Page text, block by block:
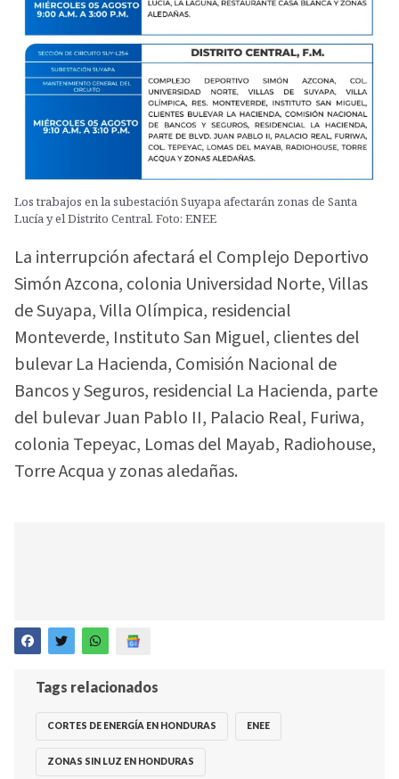
Los trabajos en la subestación Suyapa afectarán zonas de Santa
Lucía y el Distrito Central. Foto: ENEE
La interrupción afectará el Complejo Deportivo
Simón Azcona, colonia Universidad Norte, Villas
de Suyapa, Villa Olímpica, residencial
Monteverde, Instituto San Miguel, clientes del
bulevar La Hacienda, Comisión Nacional de
Bancos y Seguros, residencial La Hacienda, parte
del bulevar Juan Pablo II, Palacio Real, Furiwa,
colonia Tepeyac, Lomas del Mayab, Radiohouse,
Torre Acqua y zonas aledañas.
Tags relacionados
CORTES DE ENERGÍA EN HONDURAS ENEE
ZONAS SIN LUZ EN HONDURAS